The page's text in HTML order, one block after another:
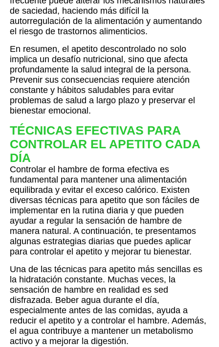
de saciedad, haciendo más difícil la
autorregulación de la alimentación y aumentando
el riesgo de trastornos alimenticios.
En resumen, el apetito descontrolado no solo
implica un desafío nutricional, sino que afecta
profundamente la salud integral de la persona.
Prevenir sus consecuencias requiere atención
constante y hábitos saludables para evitar
problemas de salud a largo plazo y preservar el
bienestar emocional.
TÉCNICAS EFECTIVAS PARA
CONTROLAR EL APETITO CADA
DÍA
Controlar el hambre de forma efectiva es
fundamental para mantener una alimentación
equilibrada y evitar el exceso calórico. Existen
diversas técnicas para apetito que son fáciles de
implementar en la rutina diaria y que pueden
ayudar a regular la sensación de hambre de
manera natural. A continuación, te presentamos
algunas estrategias diarias que puedes aplicar
para controlar el apetito y mejorar tu bienestar.
Una de las técnicas para apetito más sencillas es
la hidratación constante. Muchas veces, la
sensación de hambre en realidad es sed
disfrazada. Beber agua durante el día,
especialmente antes de las comidas, ayuda a
reducir el apetito y a controlar el hambre. Además,
el agua contribuye a mantener un metabolismo
activo y a mejorar la digestión.